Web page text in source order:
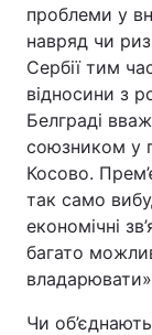
проблеми у
навряд чи
Сербії тим
відносини з
Белграді
союзником у
Косово.
так само
економічні
багато
Чи